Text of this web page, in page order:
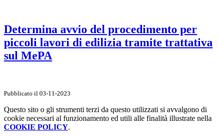
Determina avvio del procedimento per
piccoli lavori di edilizia tramite trattativa
sul MePA
Pubblicato il 03-11-2023
Questo sito o gli strumenti terzi da questo utilizzati si avvalgono di
cookie necessari al funzionamento ed utili alle finalità illustrate nella
COOKIE POLICY.